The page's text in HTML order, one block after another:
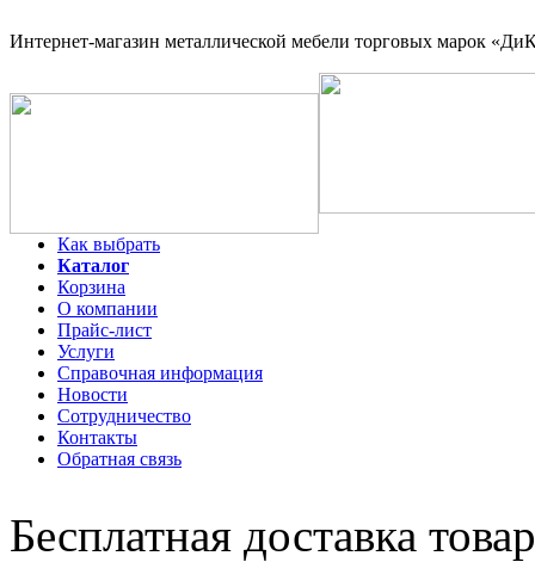
Интернет-магазин металлической мебели торговых марок
Как выбрать
Каталог
Корзина
О компании
Прайс-лист
Услуги
Справочная информация
Новости
Сотрудничество
Контакты
Обратная связь
Бесплатная доставка